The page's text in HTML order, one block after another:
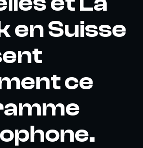
en Suisse
ce